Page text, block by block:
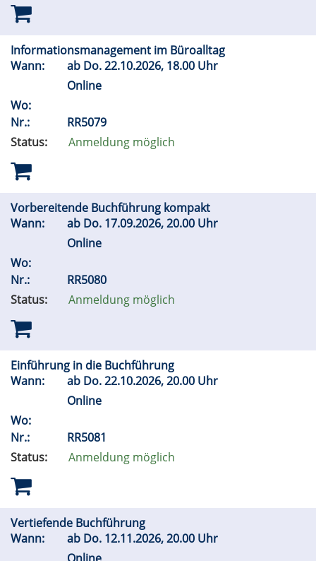
Informationsmanagement im Büroalltag
Wann:
ab Do.22.10.2026, 18.00 Uhr
Online
Wo:
Nr.:
RR5079
Status:
Anmeldung möglich
Vorbereitende Buchführung kompakt
Wann:
ab Do. 17.09.2026, 20.00 Uhr
Online
Wo:
Nr.:
RR5080
Status:
Anmeldung möglich
Einführung in die Buchführung
Wann:
ab Do.22.10.2026, 20.00 Uhr
Online
Wo:
Nr.:
RR5081
Status:
Anmeldung möglich
Vertiefende Buchführung
Wann:
ab Do. 12.11.2026, 20.00 Uhr